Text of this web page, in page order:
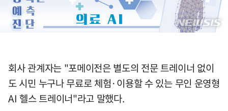
회사 관계자는 "포메이전은 별도의 전문 트레이너 없이
도 시민 누구나 무료로 체험·이용할 수 있는 무인 운영형
AI 헬스 트레이너"라고 말했다.